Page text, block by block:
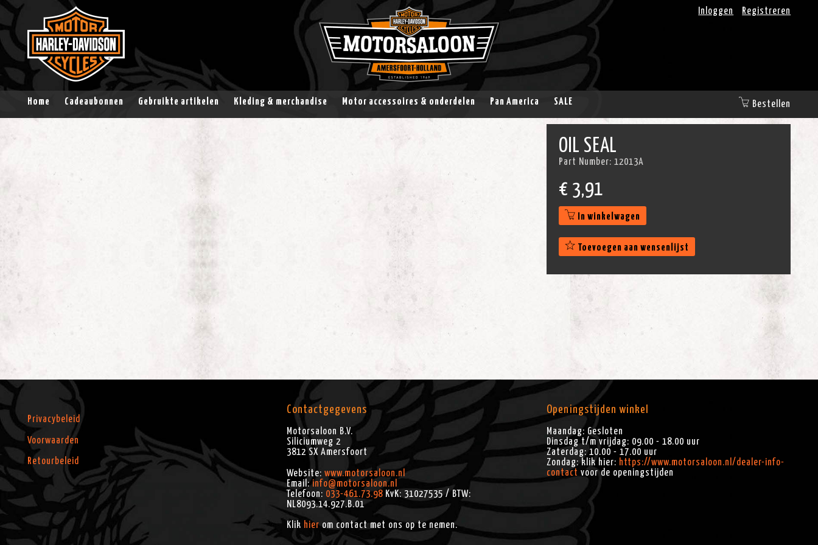
Inloggen Registreren
Home Cadeaubonnen Gebruikte artikelen Kleding & merchandise Motor accessoires & onderdelen Pan America SALE Bestellen
OIL SEAL
Part Number: 12013A
€ 3,91
In winkelwagen
Toevoegen aan wensenlijst
Privacybeleid
Voorwaarden
Retourbeleid
Contactgegevens
Motorsaloon B.V.
Siliciumweg 2
3812 SX Amersfoort
Website:www.motorsaloon.nl
Email:info@motorsaloon.nl
Telefoon: 033-461.73.98 KvK: 31027535 / BTW:
NL8093.14.927.B.01
Klik hierom contact met ons op te nemen.
Openingstijden winkel
Maandag: Gesloten
Dinsdag t/m vrijdag: 09.00 - 18.00 uur
Zaterdag: 10.00 - 17.00 uur
Zondag: klik hier: https://www.motorsaloon.nl/dealer-info-
contact voor de openingstijden